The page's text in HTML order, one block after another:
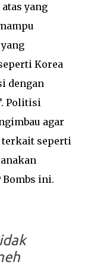
yang
Korea
dengan
Politisi
agar
terkait seperti
Bombs ini.